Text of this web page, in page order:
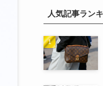
人気記事ラン